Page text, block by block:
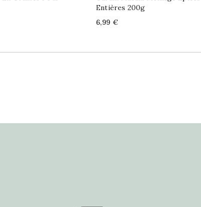
Entières 200g
Price
6,99 €